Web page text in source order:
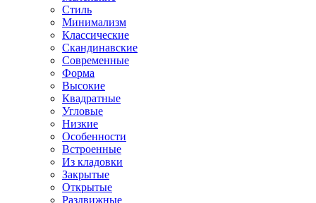
Стиль
Минимализм
Классические
Скандинавские
Современные
Форма
Высокие
Квадратные
Угловые
Низкие
Особенности
Встроенные
Из кладовки
Закрытые
Открытые
Раздвижные